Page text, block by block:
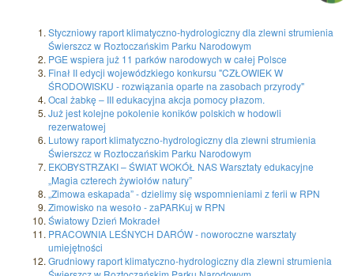
Styczniowy raport klimatyczno-hydrologiczny dla zlewni strumienia
Świerszcz w Roztoczańskim Parku Narodowym
PGE wspiera już 11 parków narodowych w całej Polsce
Finał II edycji wojewódzkiego konkursu "CZŁOWIEK W
ŚRODOWISKU - rozwiązania oparte na zasobach przyrody"
Ocal żabkę – III edukacyjna akcja pomocy płazom.
Już jest kolejne pokolenie koników polskich w hodowli
rezerwatowej
Lutowy raport klimatyczno-hydrologiczny dla zlewni strumienia
Świerszcz w Roztoczańskim Parku Narodowym
EKOBYSTRZAKI – ŚWIAT WOKÓŁ NAS Warsztaty edukacyjne
„Magia czterech żywiołów natury”
„Zimowa eskapada” - dzielimy się wspomnieniami z ferii w RPN
Zimowisko na wesoło - zaPARKuj w RPN
Światowy Dzień Mokradeł
PRACOWNIA LEŚNYCH DARÓW - noworoczne warsztaty
umiejętności
Grudniowy raport klimatyczno-hydrologiczny dla zlewni strumienia